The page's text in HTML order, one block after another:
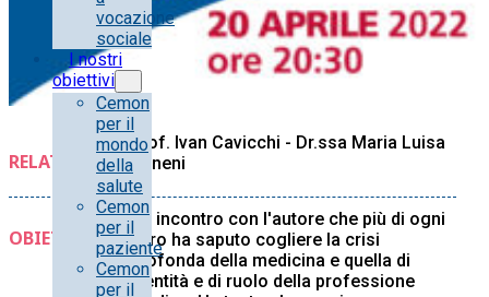
vocazione
sociale
I nostri
obiettivi
Cemon
per il
mondo
della
salute
Cemon
per il
paziente
Cemon
per il
RELATORE/I:
Prof. Ivan Cavicchi - Dr.ssa Maria Luisa
Agneni
OBIETTIVI:
Un incontro con l'autore che più di ogni
altro ha saputo cogliere la crisi
profonda della medicina e quella di
identità e di ruolo della professione